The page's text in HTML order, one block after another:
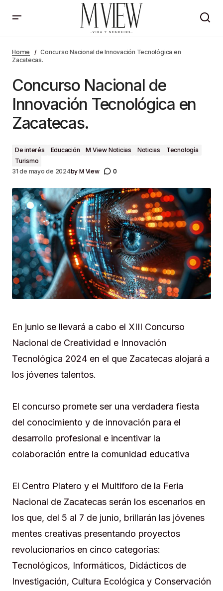
Zacatecas.
Home
Concurso Nacional de Innovación Tecnológica en
Zacatecas.
Concurso Nacional de
Innovación Tecnológica en
Zacatecas.
De interés Educación M View Noticias Noticias
Tecnología
Turismo
31 de mayo de 2024byM View 0
En junio se llevará a cabo el XIII Concurso
Nacional de Creatividad e Innovación
Tecnológica 2024 en el que Zacatecas alojará a
los jóvenes talentos.
El concurso promete ser una verdadera fiesta
del conocimiento y de innovación para el
desarrollo profesional e incentivar la
colaboración entre la comunidad educativa
El Centro Platero y el Multiforo de la Feria
Nacional de Zacatecas serán los escenarios en
los que, del 5 al 7 de junio, brillarán las jóvenes
mentes creativas presentando proyectos
revolucionarios en cinco categorías:
Tecnológicos, Informáticos, Didácticos de
Investigación, Cultura Ecológica y Conservación